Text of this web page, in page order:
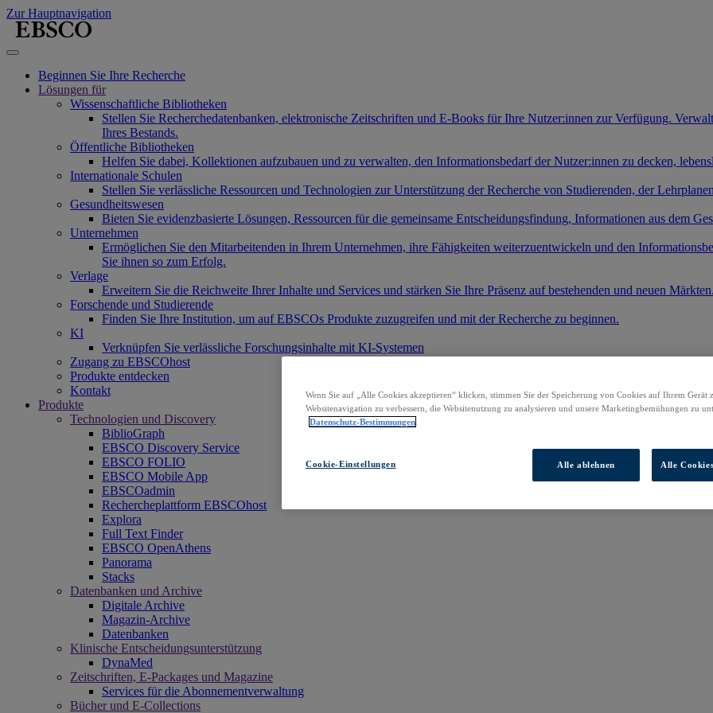
Zur Hauptnavigation
Beginnen Sie Ihre Recherche
Lösungen für
Wissenschaftliche Bibliotheken
Stellen Sie Recherchedatenbanken, elektronische Zeitschriften und E-Books für Ihre Nutzer:innen zur Verfügung.
Ihres Bestands.
Öffentliche Bibliotheken
Helfen Sie dabei, Kollektionen aufzubauen und zu verwalten, den Informationsbedarf der Nutzer:innen zu decken,
Internationale Schulen
Stellen Sie verlässliche Ressourcen und Technologien zur Unterstützung der Recherche von Studierenden, der
Gesundheitswesen
Bieten Sie evidenzbasierte Lösungen, Ressourcen für die gemeinsame Entscheidungsfindung, Informationen aus dem
Unternehmen
Ermöglichen Sie den Mitarbeitenden in Ihrem Unternehmen, ihre Fähigkeiten weiterzuentwickeln und den
Sie ihnen so zum Erfolg.
Verlage
Erweitern Sie die Reichweite Ihrer Inhalte und Services und stärken Sie Ihre Präsenz auf bestehenden und neuen Märkten.
Forschende und Studierende
Finden Sie Ihre Institution, um auf EBSCOs Produkte zuzugreifen und mit der Recherche zu beginnen.
KI
Verknüpfen Sie verlässliche Forschungsinhalte mit KI-Systemen
Zugang zu EBSCOhost
Produkte entdecken
Kontakt
Produkte
Technologien und Discovery
BiblioGraph
EBSCO Discovery Service
EBSCO FOLIO
EBSCO Mobile App
EBSCOadmin
Rechercheplattform EBSCOhost
Explora
Full Text Finder
EBSCO OpenAthens
Panorama
Stacks
Datenbanken und Archive
Digitale Archive
Magazin-Archive
Datenbanken
Klinische Entscheidungsunterstützung
DynaMed
Zeitschriften, E-Packages und Magazine
Services für die Abonnementverwaltung
Bücher und E-Collections
Wenn Sie auf „Alle Cookies akzeptieren“ klicken, stimmen Sie der Speicherung von Cookies auf Ihrem Gerät
Websitenavigation zu verbessern, die Websitenutzung zu analysieren und unsere Marketingbemühungen zu
Datenschutz-Bestimmungen
Cookie-Einstellungen Alle ablehnen Alle